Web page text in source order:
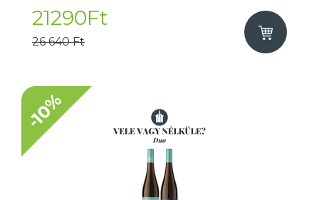
21290Ft
26 640 Ft
-10%